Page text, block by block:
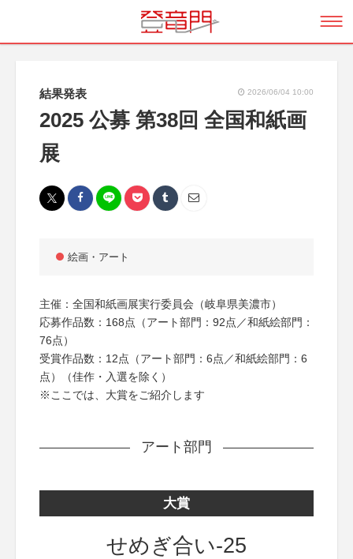
結果発表 2026/06/04 10:00
2025 公募 第38回 全国和紙画
展
絵画・アート
主催：全国和紙画展実行委員会（岐阜県美濃市）
応募作品数：168点（アート部門：92点／和紙絵部門：
76点）
受賞作品数：12点（アート部門：6点／和紙絵部門：6
点）（佳作・入選を除く）
※ここでは、大賞をご紹介します
アート部門
大賞
せめぎ合い-25